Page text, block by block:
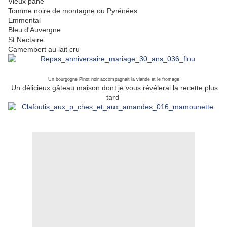
Tomme noire de montagne ou Pyrénées
Emmental
Bleu d'Auvergne
St Nectaire
Camembert au lait cru
Un bourgogne Pinot noir accompagnait la viande et le fromage
Un délicieux gâteau maison dont je vous révélerai la recette plus
tard